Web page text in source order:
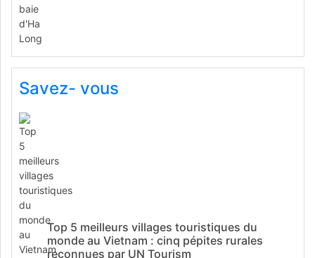
Savez- vous
Top 5 meilleurs villages touristiques du
monde au Vietnam : cinq pépites rurales
reconnues par UN Tourism